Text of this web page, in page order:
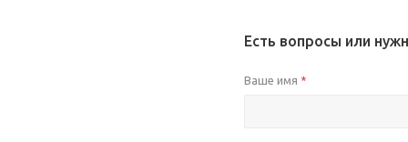
Есть вопросы или
Ваше имя *